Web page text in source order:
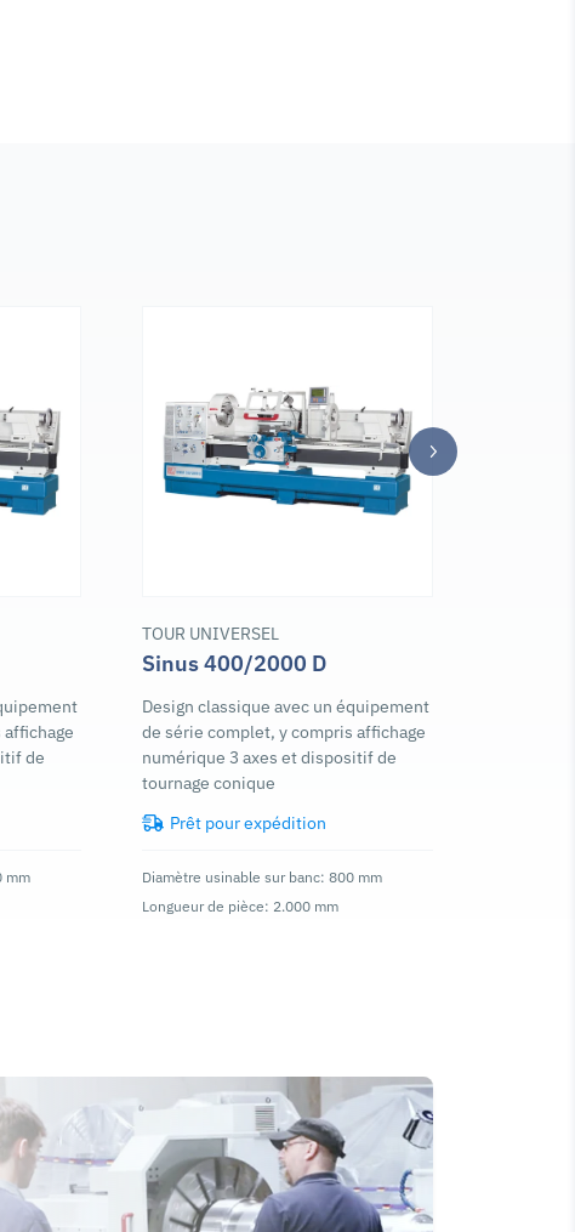
de
mm
TOUR UNIVERSEL
Sinus 400/2000 D
Design classique avec un équipement
de série complet, y compris affichage
numérique 3 axes et dispositif de
tournage conique
Prêt pour expédition
Diamètre usinable sur banc: 800 mm
Longueur de pièce: 2.000 mm